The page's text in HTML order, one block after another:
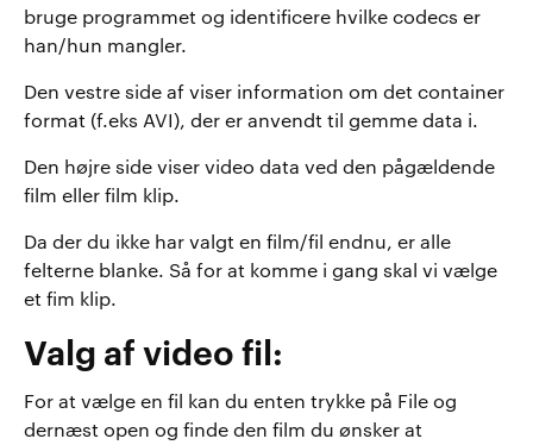
bruge programmet og identificere hvilke codecs er
han/hun mangler.
Den vestre side af viser information om det container
format (f.eks AVI), der er anvendt til gemme data i.
Den højre side viser video data ved den pågældende
film eller film klip.
Da der du ikke har valgt en film/fil endnu, er alle
felterne blanke. Så for at komme i gang skal vi vælge
et fim klip.
Valg af video fil:
For at vælge en fil kan du enten trykke på File og
dernæst open og finde den film du ønsker at